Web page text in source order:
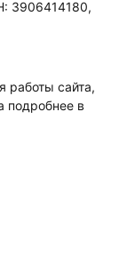
3906414180,
работы сайта,
подробнее в